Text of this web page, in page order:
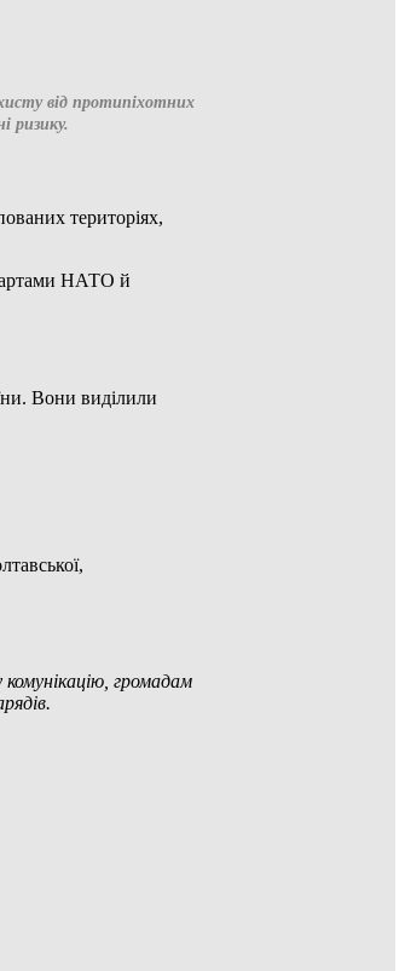
від протипіхотних
ризику.
територіях,
НАТО й
Вони виділили
громадам